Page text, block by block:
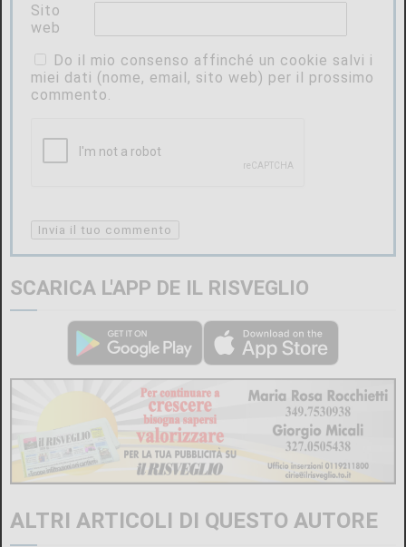
Sito
web
Do il mio consenso affinché un cookie salvi i
miei dati (nome, email, sito web) per il prossimo
commento.
SCARICA L'APP DE IL RISVEGLIO
ALTRI ARTICOLI DI QUESTO AUTORE